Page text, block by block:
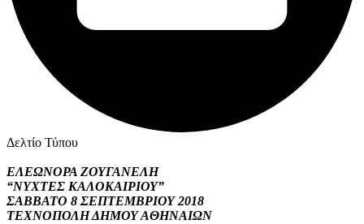
Δελτίο Τύπου
ΕΛΕΩΝΟΡΑ ΖΟΥΓΑΝΕΛΗ
“ΝΥΧΤΕΣ ΚΑΛΟΚΑΙΡΙΟΥ”
ΣΑΒΒΑΤΟ 8 ΣΕΠΤΕΜΒΡΙΟΥ 2018
ΤΕΧΝΟΠΟΛΗ ΔΗΜΟΥ ΑΘΗΝΑΙΩΝ